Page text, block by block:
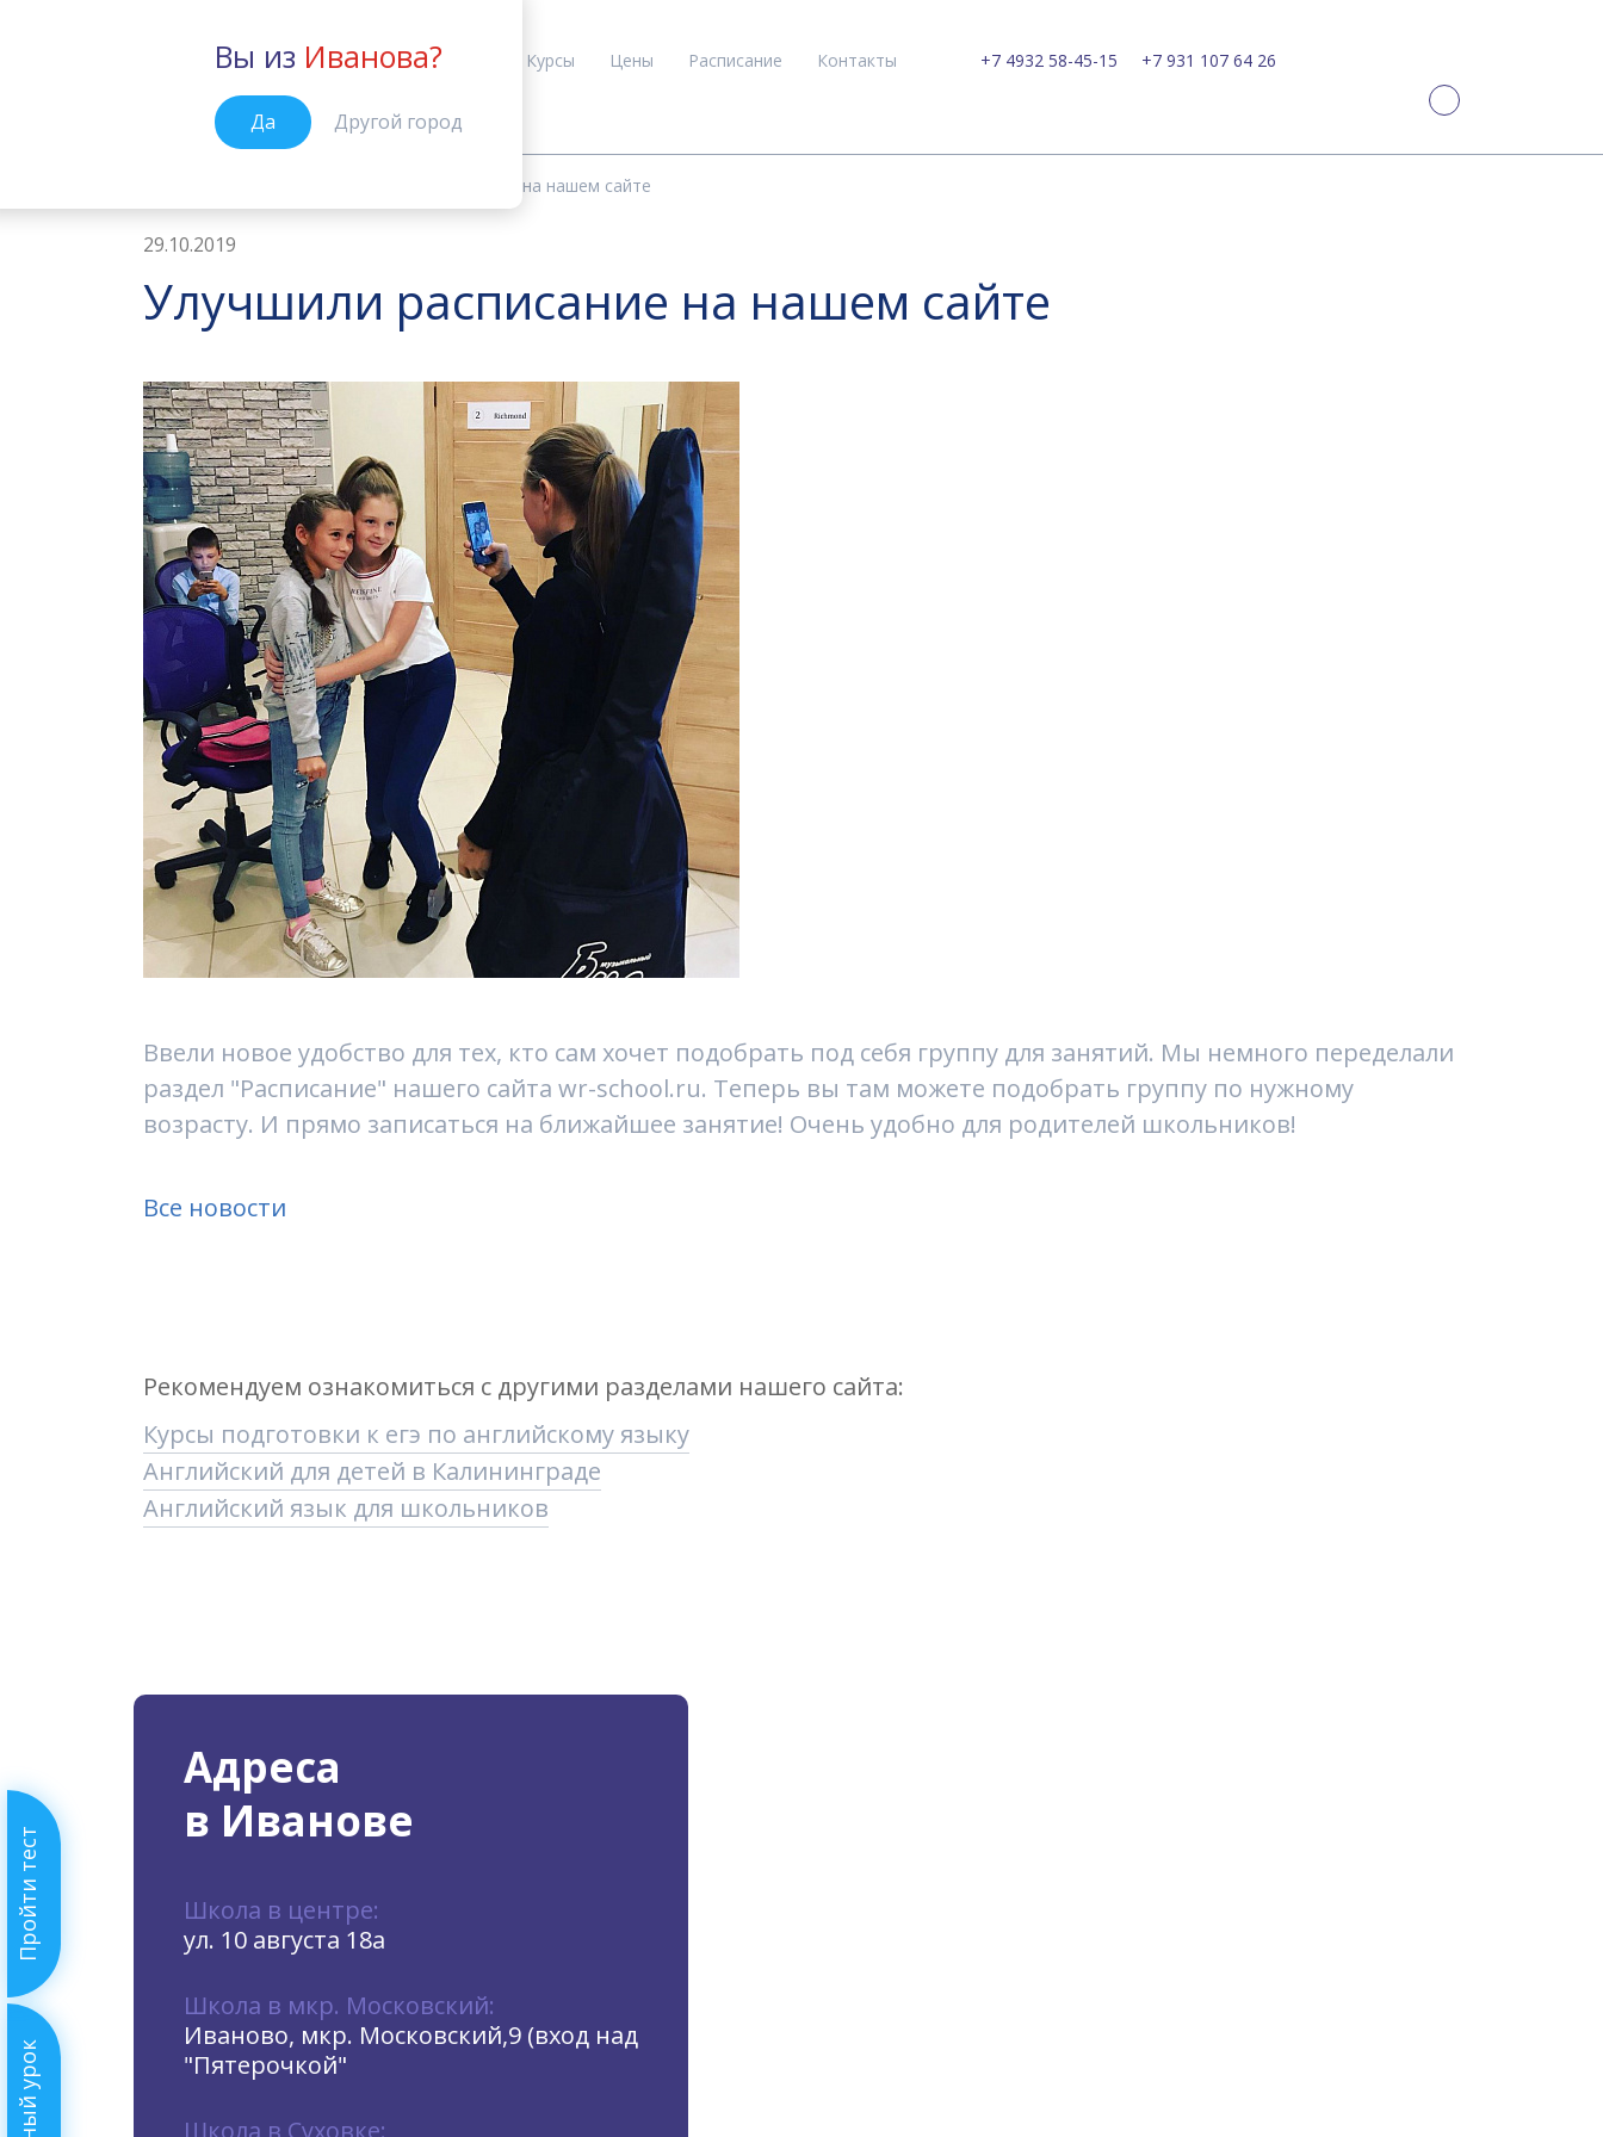
Пройти тест
Иваново
Вы из Иванова?
Да Другой город
Курсы Цены Расписание Контакты +7 4932 58-45-15 +7 931 107 64 26
Улучшили расписание на нашем сайте
29.10.2019
Улучшили расписание на нашем сайте
Ввели новое удобство для тех, кто сам хочет подобрать под себя группу для занятий. Мы немного переделали
раздел "Расписание" нашего сайта wr-school.ru. Теперь вы там можете подобрать группу по нужному
возрасту. И прямо записаться на ближайшее занятие! Очень удобно для родителей школьников!
Все новости
Рекомендуем ознакомиться с другими разделами нашего сайта:
Курсы подготовки к егэ по английскому языку
Английский для детей в Калининграде
Английский язык для школьников
Адреса
в Иванове
Школа в центре:
ул. 10 августа 18а
Школа в мкр. Московский:
Иваново, мкр. Московский,9 (вход над
"Пятерочкой"
Школа в Суховке: